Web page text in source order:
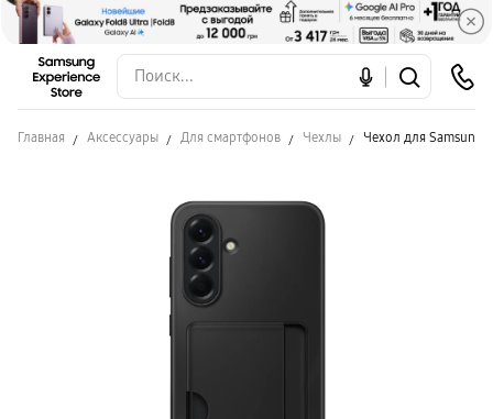
Главная Аксессуары Для смартфонов Чехлы Чехол для Samsung